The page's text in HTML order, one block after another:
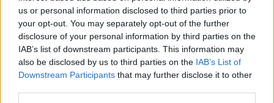
us or personal information disclosed to third parties prior to
your opt-out. You may separately opt-out of the further
disclosure of your personal information by third parties on the
IAB’s list of downstream participants. This information may
also be disclosed by us to third parties on the IAB’s List of
Downstream Participants that may further disclose it to other
T. szereti a fiatal lányokat 14. rész
Pedig szóltam… – Miért nem hiszünk a
nőknek, amikor segítséget kérnek?